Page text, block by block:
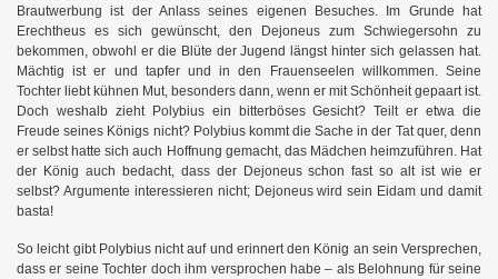
Brautwerbung ist der Anlass seines eigenen Besuches. Im Grunde hat
Erechtheus es sich gewünscht, den Dejoneus zum Schwiegersohn zu
bekommen, obwohl er die Blüte der Jugend längst hinter sich gelassen hat.
Mächtig ist er und tapfer und in den Frauenseelen willkommen. Seine
Tochter liebt kühnen Mut, besonders dann, wenn er mit Schönheit gepaart ist.
Doch weshalb zieht Polybius ein bitterböses Gesicht? Teilt er etwa die
Freude seines Königs nicht? Polybius kommt die Sache in der Tat quer, denn
er selbst hatte sich auch Hoffnung gemacht, das Mädchen heimzuführen. Hat
der König auch bedacht, dass der Dejoneus schon fast so alt ist wie er
selbst? Argumente interessieren nicht; Dejoneus wird sein Eidam und damit
basta!
So leicht gibt Polybius nicht auf und erinnert den König an sein Versprechen,
dass er seine Tochter doch ihm versprochen habe – als Belohnung für seine